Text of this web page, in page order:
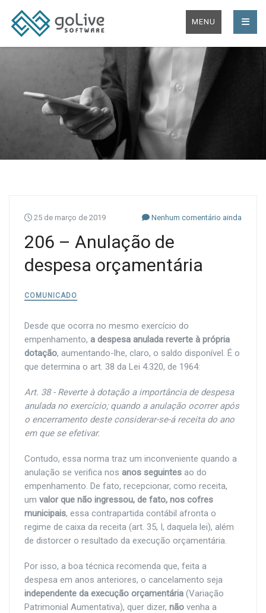
MENU
Nenhum comentário ainda
25 de março de 2019
206 – Anulação de
despesa orçamentária
COMUNICADO
Desde que ocorra no mesmo exercício do
empenhamento, a despesa anulada reverte à própria
dotação, aumentando-lhe, claro, o saldo disponível. É o
que determina o art. 38 da Lei 4.320, de 1964:
Art. 38 - Reverte à dotação a importância de despesa
anulada no exercício; quando a anulação ocorrer após
o encerramento deste considerar-se-á receita do ano
em que se efetivar.
Contudo, essa norma traz um inconveniente quando a
anulação se verifica nos anos seguintes ao do
empenhamento. De fato, recepcionar, como receita,
um valor que não ingressou, de fato, nos cofres
municipais, essa contrapartida contábil afronta o
regime de caixa da receita (art. 35, I, daquela lei), além
de distorcer o resultado da execução orçamentária.
Por isso, a boa técnica recomenda que, feita a
despesa em anos anteriores, o cancelamento seja
independente da execução orçamentária (Variação
Patrimonial Aumentativa), quer dizer, não venha a